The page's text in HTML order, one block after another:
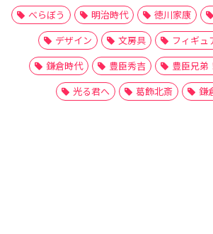
べらぼう 明治時代 徳川家康
デザイン
文房具 フィギュ
鎌倉時代
豊臣秀吉 豊臣兄弟
光る君へ
葛飾北斎 鎌